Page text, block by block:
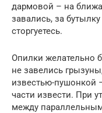
дармовой – на
завались, за
сторгуетесь.
Опилки желательно
не завелись
известью-пушонкой
части извести. При
между